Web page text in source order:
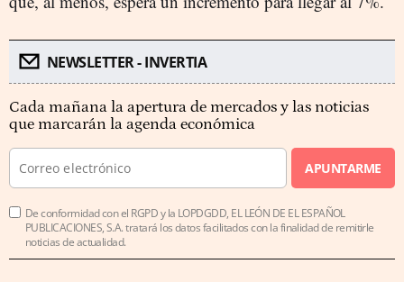
NEWSLETTER - INVERTIA
Cada mañana la apertura de mercados y las noticias
que marcarán la agenda económica
APUNTARME
De conformidad con el RGPD y la LOPDGDD, EL LEÓN DE EL ESPAÑOL
PUBLICACIONES, S.A. tratará los datos facilitados con la finalidad de remitirle
noticias de actualidad.